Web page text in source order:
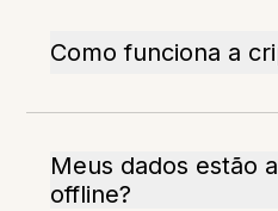
Como funciona a
Meus dados estão
offline?